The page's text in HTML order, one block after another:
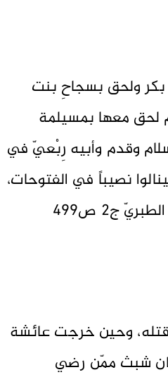
بكر ولحق بسجاحِ بنت
لحق معها بمسيلمة
وقدم وأبيه رِبْعيّ في
نصيباً في الفتوحات،
فأمّر عمر رِبْعيّاً عليهم، وابتعثهم إلى العراق [ينظر: تاريخ الطبريّ ج2 ص499
وحين خرجت عائشة
كان شبث ممّن رضي